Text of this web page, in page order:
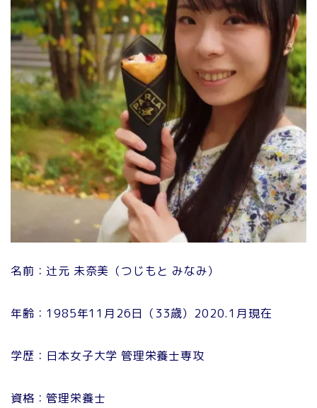
名前：辻元 未奈美（つじもと みなみ）
年齢：1985年11月26日（33歳）2020.1月現在
学歴：日本女子大学 管理栄養士専攻
資格：管理栄養士